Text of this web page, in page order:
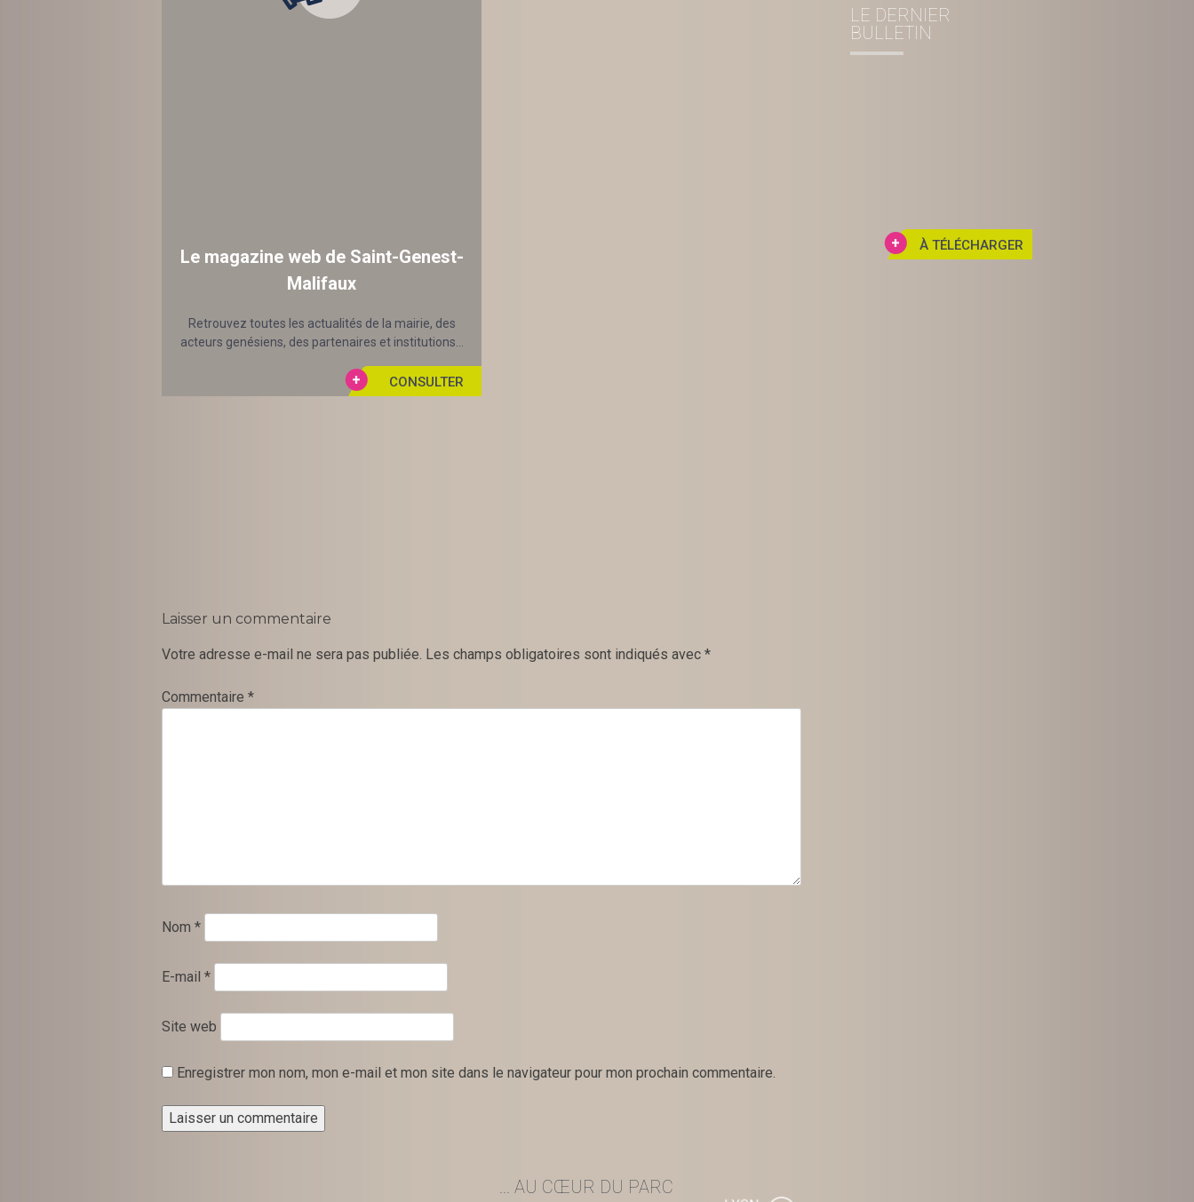
Le magazine web de Saint-Genest-
Malifaux
Retrouvez toutes les actualités de la mairie, des
acteurs genésiens, des partenaires et institutions...
Laisser un commentaire
Votre adresse e-mail ne sera pas publiée. Les champs obligatoires sont indiqués avec *
Commentaire *
Nom *
E-mail *
Site web
Enregistrer mon nom, mon e-mail et mon site dans le navigateur pour mon prochain commentaire.
... AU CŒUR DU PARC
LE DERNIER
BULLETIN
À TÉLÉCHARGER